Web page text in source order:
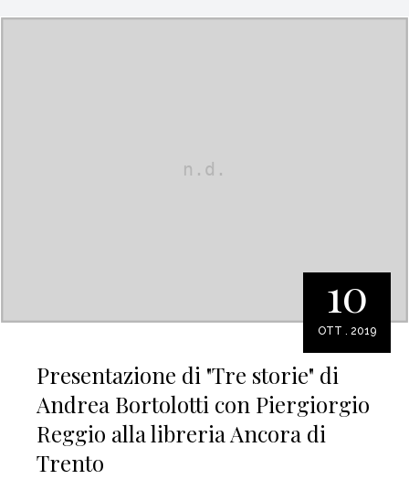
10
OTT . 2019
Presentazione di "Tre storie" di
Andrea Bortolotti con Piergiorgio
Reggio alla libreria Ancora di
Trento